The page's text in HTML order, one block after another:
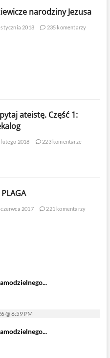
narodziny Jezusa
2018 235 komentarzy
ateistę. Część 1:
2018 223 komentarze
2017 221 komentarzy
@ 6:59 PM